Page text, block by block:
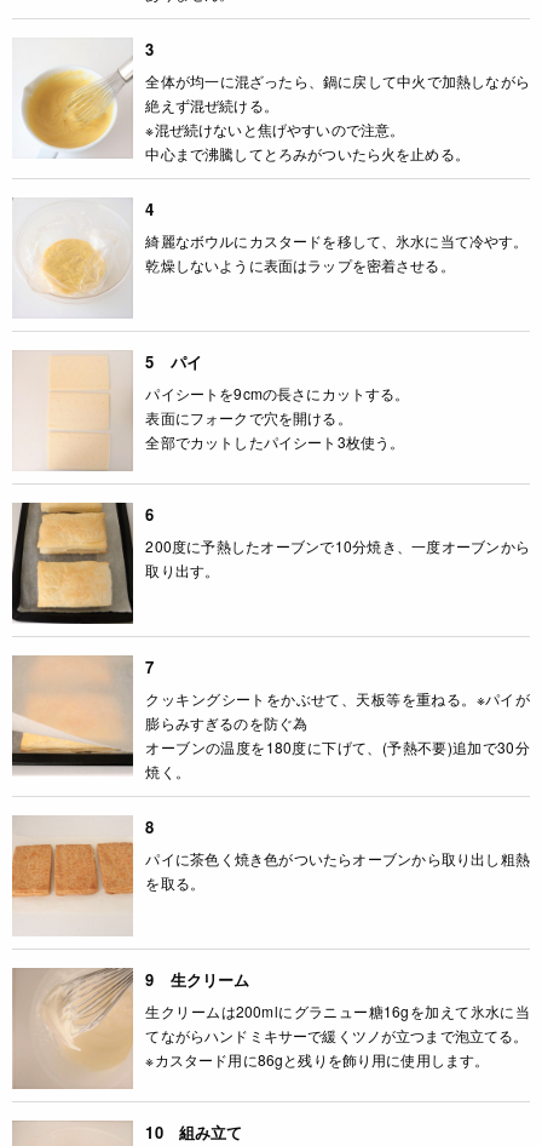
3
全体が均一に混ざったら、鍋に戻して中火で加熱しながら
絶えず混ぜ続ける。
※混ぜ続けないと焦げやすいので注意。
中心まで沸騰してとろみがついたら火を止める。
4
綺麗なボウルにカスタードを移して、氷水に当て冷やす。
乾燥しないように表面はラップを密着させる。
5 パイ
パイシートを9cmの長さにカットする。
表面にフォークで穴を開ける。
全部でカットしたパイシート3枚使う。
6
200度に予熱したオーブンで10分焼き、一度オーブンから
取り出す。
7
クッキングシートをかぶせて、天板等を重ねる。※パイが
膨らみすぎるのを防ぐ為
オーブンの温度を180度に下げて、(予熱不要)追加で30分
焼く。
8
パイに茶色く焼き色がついたらオーブンから取り出し粗熱
を取る。
9 生クリーム
生クリームは200mlにグラニュー糖16gを加えて氷水に当
てながらハンドミキサーで緩くツノが立つまで泡立てる。
※カスタード用に86gと残りを飾り用に使用します。
10 組み立て